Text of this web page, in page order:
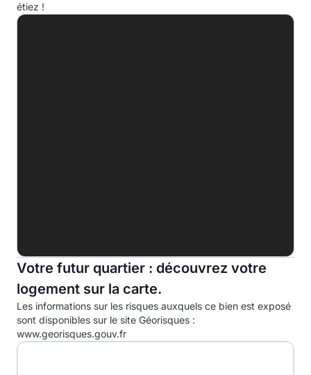
A
C
20.0kg eqCO2/m².an
D
E
F
étiez !
Votre futur quartier : découvrez votre
logement sur la carte.
Les informations sur les risques auxquels ce bien est exposé
sont disponibles sur le site Géorisques :
www.georisques.gouv.fr